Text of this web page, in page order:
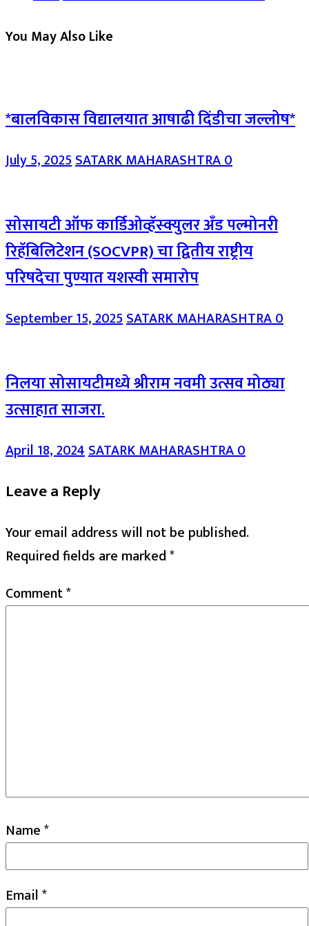
You May Also Like
*बालविकास विद्यालयात आषाढी दिंडीचा जल्लोष*
July 5, 2025SATARK MAHARASHTRA0
सोसायटी ऑफ कार्डिओव्हॅस्क्युलर अँड पल्मोनरी
रिहॅबिलिटेशन (SOCVPR) चा द्वितीय राष्ट्रीय
परिषदेचा पुण्यात यशस्वी समारोप
September 15, 2025SATARK MAHARASHTRA0
निलया सोसायटीमध्ये श्रीराम नवमी उत्सव मोठ्या
उत्साहात साजरा.
April 18, 2024SATARK MAHARASHTRA0
Leave a Reply
Your email address will not be published.
Required fields are marked*
Comment*
Name*
Email*